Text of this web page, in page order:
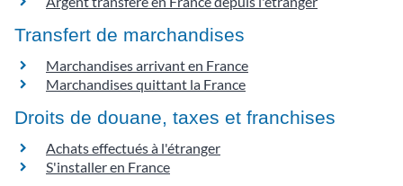
Transfert de marchandises
Marchandises arrivant en France
Marchandises quittant la France
Droits de douane, taxes et franchises
Achats effectués à l'étranger
S'installer en France